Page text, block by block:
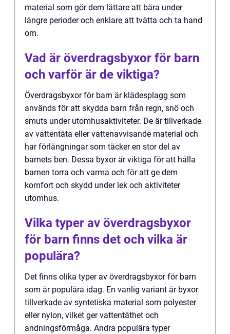
material som gör dem lättare att bära under
längre perioder och enklare att tvätta och ta hand
om.
Vad är överdragsbyxor för barn
och varför är de viktiga?
Överdragsbyxor för barn är klädesplagg som
används för att skydda barn från regn, snö och
smuts under utomhusaktiviteter. De är tillverkade
av vattentäta eller vattenavvisande material och
har förlängningar som täcker en stor del av
barnets ben. Dessa byxor är viktiga för att hålla
barnen torra och varma och för att ge dem
komfort och skydd under lek och aktiviteter
utomhus.
Vilka typer av överdragsbyxor
för barn finns det och vilka är
populära?
Det finns olika typer av överdragsbyxor för barn
som är populära idag. En vanlig variant är byxor
tillverkade av syntetiska material som polyester
eller nylon, vilket ger vattentäthet och
andningsförmåga. Andra populära typer